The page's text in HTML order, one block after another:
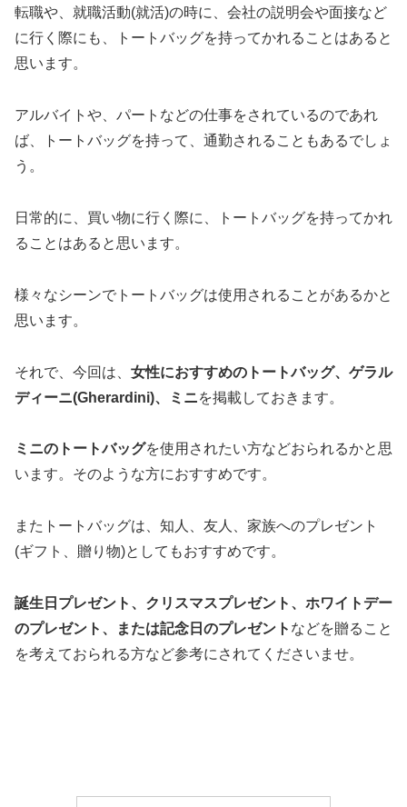
転職や、就職活動(就活)の時に、会社の説明会や面接など
に行く際にも、トートバッグを持ってかれることはあると
思います。
アルバイトや、パートなどの仕事をされているのであれ
ば、トートバッグを持って、通勤されることもあるでしょ
う。
日常的に、買い物に行く際に、トートバッグを持ってかれ
ることはあると思います。
様々なシーンでトートバッグは使用されることがあるかと
思います。
それで、今回は、 女性におすすめのトートバッグ、ゲラル
ディーニ(Gherardini)、ミニを掲載しておきます。
ミニのトートバッグを使用されたい方などおられるかと思
います。そのような方におすすめです。
またトートバッグは、知人、友人、家族へのプレゼント
(ギフト、贈り物)としてもおすすめです。
誕生日プレゼント、クリスマスプレゼント、ホワイトデー
のプレゼント、または記念日のプレゼント などを贈ること
を考えておられる方など参考にされてくださいませ。